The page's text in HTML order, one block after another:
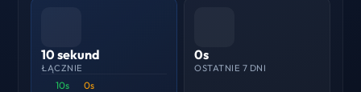
10 sekund
ŁĄCZNIE
10s 0s
0s
OSTATNIE 7 DNI